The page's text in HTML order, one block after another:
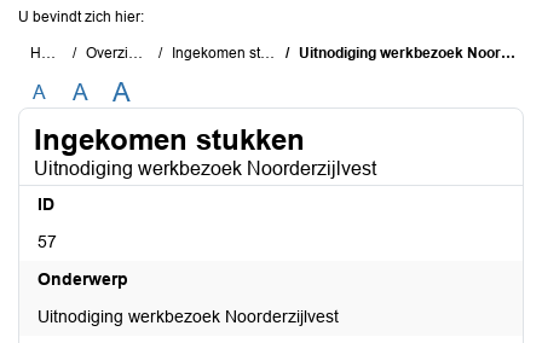
U bevindt zich hier:
Home Overzichten Ingekomen stukken Uitnodiging werkbezoek Noorderzijlvest
A A A
Ingekomen stukken
Uitnodiging werkbezoek Noorderzijlvest
ID
57
Onderwerp
Uitnodiging werkbezoek Noorderzijlvest